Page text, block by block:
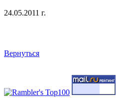
24.05.2011 г.
Вернуться